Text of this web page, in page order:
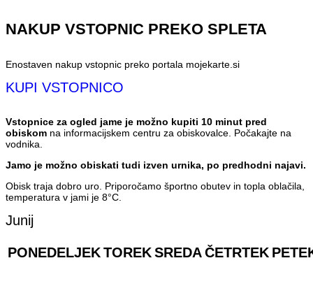
NAKUP VSTOPNIC PREKO SPLETA
Enostaven nakup vstopnic preko portala mojekarte.si
KUPI VSTOPNICO
Vstopnice za ogled jame je možno kupiti 10 minut pred
obiskom na informacijskem centru za obiskovalce. Počakajte na
vodnika.
Jamo je možno obiskati tudi izven urnika, po predhodni najavi.
Obisk traja dobro uro. Priporočamo športno obutev in topla oblačila,
temperatura v jami je 8°C.
Junij
PONEDELJEKTOREKSREDAČETRTEK